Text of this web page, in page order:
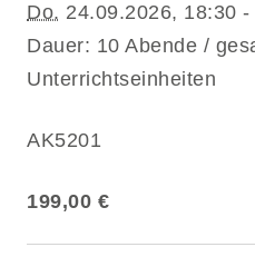
Do. 24.09.2026, 18:30
Dauer: 10 Abende /
Unterrichtseinheiten
AK5201
199,00 €